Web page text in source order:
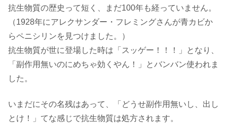
抗生物質の歴史って短く、まだ100年も経っていません。
（1928年にアレクサンダー・フレミングさんが青カビか
らペニシリンを見つけました。）
抗生物質が世に登場した時は「スッゲー！！！」となり、
「副作用無いのにめちゃ効くやん！」とバンバン使われま
した。
いまだにその名残はあって、「どうせ副作用無いし、出し
とけ！」てな感じで抗生物質は処方されます。